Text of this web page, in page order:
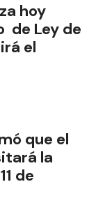
hoy
de Ley de
el
que el
la
de